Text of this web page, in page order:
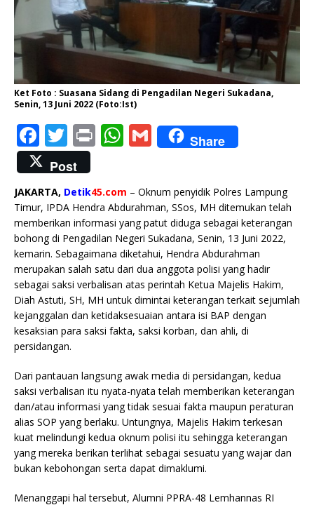
Ket Foto : Suasana Sidang di Pengadilan Negeri Sukadana,
Senin, 13 Juni 2022 (Foto:Ist)
F
a
c
e
b
o
o
k
T
w
it
te
r
P
t
W
s
A
p
p
G
m
l
Share
Post
JAKARTA, Detik45.com – Oknum penyidik Polres Lampung
Timur, IPDA Hendra Abdurahman, SSos, MH ditemukan telah
memberikan informasi yang patut diduga sebagai keterangan
bohong di Pengadilan Negeri Sukadana, Senin, 13 Juni 2022,
kemarin. Sebagaimana diketahui, Hendra Abdurahman
merupakan salah satu dari dua anggota polisi yang hadir
sebagai saksi verbalisan atas perintah Ketua Majelis Hakim,
Diah Astuti, SH, MH untuk dimintai keterangan terkait sejumlah
kejanggalan dan ketidaksesuaian antara isi BAP dengan
kesaksian para saksi fakta, saksi korban, dan ahli, di
persidangan.
Dari pantauan langsung awak media di persidangan, kedua
saksi verbalisan itu nyata-nyata telah memberikan keterangan
dan/atau informasi yang tidak sesuai fakta maupun peraturan
alias SOP yang berlaku. Untungnya, Majelis Hakim terkesan
kuat melindungi kedua oknum polisi itu sehingga keterangan
yang mereka berikan terlihat sebagai sesuatu yang wajar dan
bukan kebohongan serta dapat dimaklumi.
Menanggapi hal tersebut, Alumni PPRA-48 Lemhannas RI